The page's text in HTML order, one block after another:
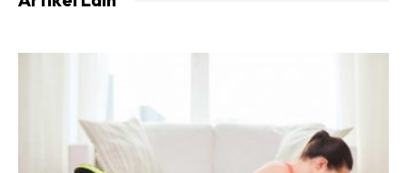
Percaya bahawa setiap apa yang terjadi adalah atas
kehendak Allah. Kita dah usaha, hanya tinggal keizinan
untuk berhenti dan putus asa, sentiasa ingat keizinan
Allah seiring dengan usaha kita. Adakalanya, berat anda